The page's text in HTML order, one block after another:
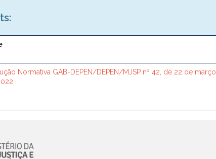
Normativa GAB-DEPEN/DEPEN/MJSP nº 42, de 22 de março